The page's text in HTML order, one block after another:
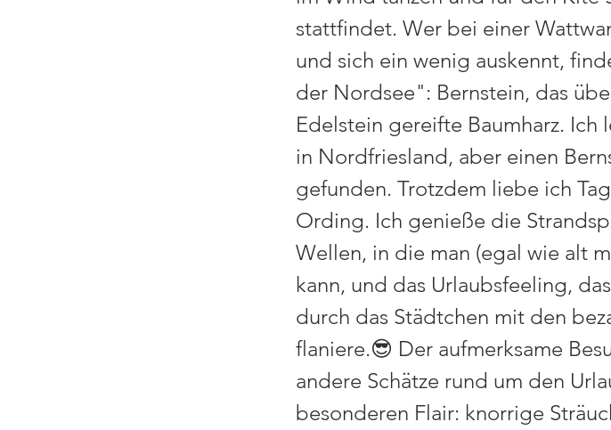
stattfindet. Wer bei einer
und sich ein wenig auskennt,
der Nordsee": Bernstein, das
Edelstein gereifte Baumharz. Ich
in Nordfriesland, aber einen
gefunden. Trotzdem liebe ich
Ording. Ich genieße die
Wellen, in die man (egal wie alt
kann, und das Urlaubsfeeling,
durch das Städtchen mit den
flaniere.😎 Der aufmerksame
andere Schätze rund um den
besonderen Flair: knorrige